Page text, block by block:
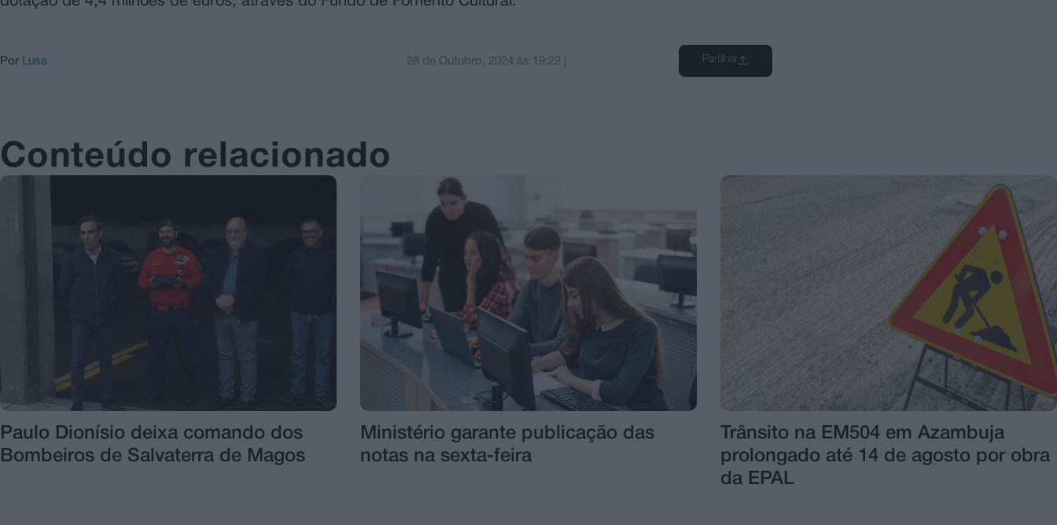
Por Lusa 28 de Outubro, 2024 às 19:22 Partilhar
Conteúdo relacionado
Paulo Dionísio deixa comando dos
Bombeiros de Salvaterra de Magos
Ministério garante publicação das
notas na sexta-feira
Trânsito na EM504 em Azambuja
prolongado até 14 de agosto por obra
da EPAL